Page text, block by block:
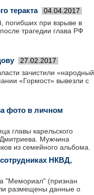
теракта 04.04.2017
погибших при взрыве в
трагедии глава РФ
27.02.2017
зачистили «народный
«Гормост» вывезли с
фото в личном
главы карельского
Мужчина
из семейного альбома.
НКВД,
"Мемориал" (признан
размещены данные о